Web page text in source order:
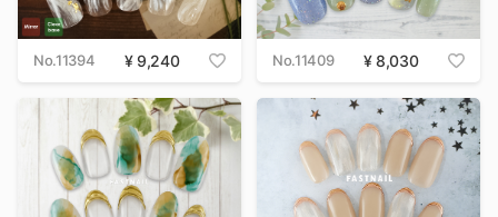
No.11394 9,240 No.11409 8,030